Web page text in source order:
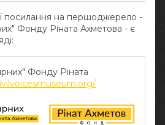
посилання на першоджерело -
Фонду Ріната Ахметова - є
Фонду Ріната